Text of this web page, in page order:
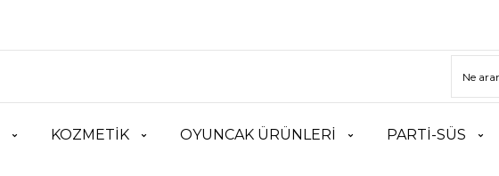
KOZMETİK OYUNCAK ÜRÜNLERİ PARTİ-SÜS